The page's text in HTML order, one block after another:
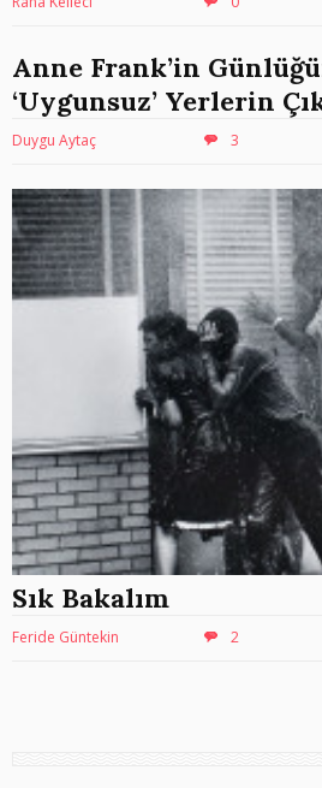
Anne Frank’in
‘Uygunsuz’ Yerlerin
Duygu Aytaç 3
Sık Bakalım
Feride Güntekin 2